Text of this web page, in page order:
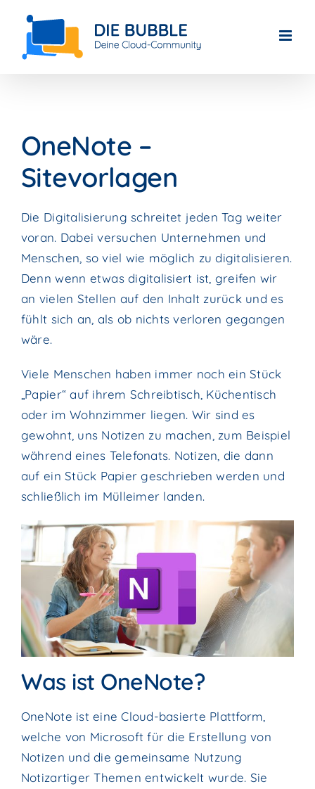
content
OneNote –
Sitevorlagen
Die Digitalisierung schreitet jeden Tag weiter
voran. Dabei versuchen Unternehmen und
Menschen, so viel wie möglich zu digitalisieren.
Denn wenn etwas digitalisiert ist, greifen wir
an vielen Stellen auf den Inhalt zurück und es
fühlt sich an, als ob nichts verloren gegangen
wäre.
Viele Menschen haben immer noch ein Stück
„Papier“ auf ihrem Schreibtisch, Küchentisch
oder im Wohnzimmer liegen. Wir sind es
gewohnt, uns Notizen zu machen, zum Beispiel
während eines Telefonats. Notizen, die dann
auf ein Stück Papier geschrieben werden und
schließlich im Mülleimer landen.
Was ist OneNote?
OneNote ist eine Cloud-basierte Plattform,
welche von Microsoft für die Erstellung von
Notizen und die gemeinsame Nutzung
Notizartiger Themen entwickelt wurde. Sie